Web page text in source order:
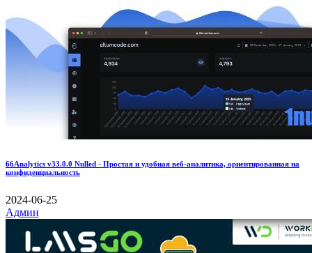
66Analytics v33.0.0 Nulled - Простая и удобная веб-аналитика, ориентированная на
конфиденциальность
2024-06-25
Админ